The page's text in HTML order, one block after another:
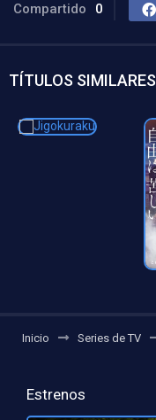
Compartido 0
TÍTULOS SIMILARES
Inicio Series de TV
Estrenos